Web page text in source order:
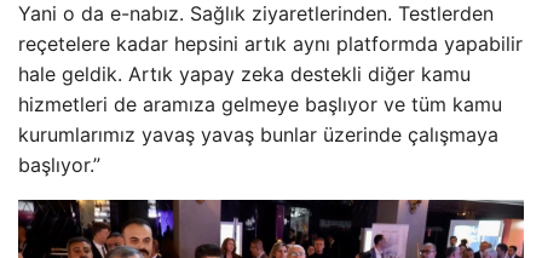
Yani o da e-nabız. Sağlık ziyaretlerinden. Testlerden
reçetelere kadar hepsini artık aynı platformda yapabilir
hale geldik. Artık yapay zeka destekli diğer kamu
hizmetleri de aramıza gelmeye başlıyor ve tüm kamu
kurumlarımız yavaş yavaş bunlar üzerinde çalışmaya
başlıyor.”